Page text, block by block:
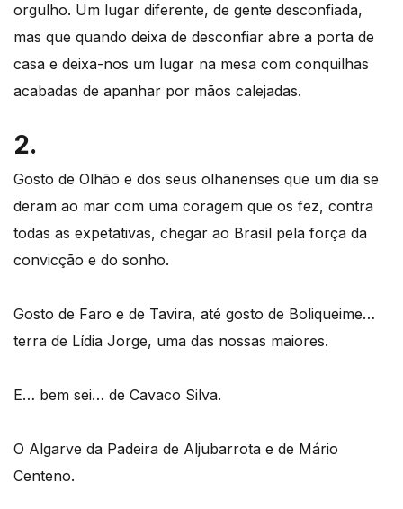
orgulho. Um lugar diferente, de gente desconfiada,
mas que quando deixa de desconfiar abre a porta de
casa e deixa-nos um lugar na mesa com conquilhas
acabadas de apanhar por mãos calejadas.
2.
Gosto de Olhão e dos seus olhanenses que um dia se
deram ao mar com uma coragem que os fez, contra
todas as expetativas, chegar ao Brasil pela força da
convicção e do sonho.
Gosto de Faro e de Tavira, até gosto de Boliqueime…
terra de Lídia Jorge, uma das nossas maiores.
E… bem sei… de Cavaco Silva.
O Algarve da Padeira de Aljubarrota e de Mário
Centeno.